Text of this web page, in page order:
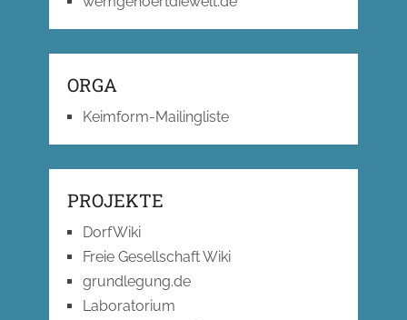
ORGA
Keimform-Mailingliste
PROJEKTE
DorfWiki
Freie Gesellschaft Wiki
grundlegung.de
Laboratorium